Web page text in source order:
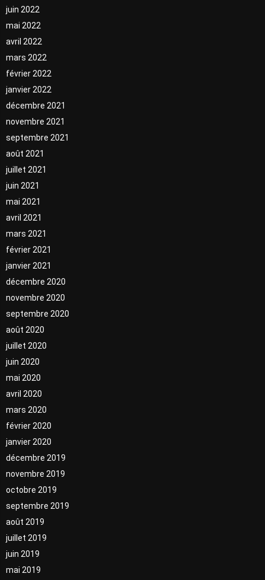
juin 2022
mai 2022
avril 2022
mars 2022
février 2022
janvier 2022
décembre 2021
novembre 2021
septembre 2021
août 2021
juillet 2021
juin 2021
mai 2021
avril 2021
mars 2021
février 2021
janvier 2021
décembre 2020
novembre 2020
septembre 2020
août 2020
juillet 2020
juin 2020
mai 2020
avril 2020
mars 2020
février 2020
janvier 2020
décembre 2019
novembre 2019
octobre 2019
septembre 2019
août 2019
juillet 2019
juin 2019
mai 2019